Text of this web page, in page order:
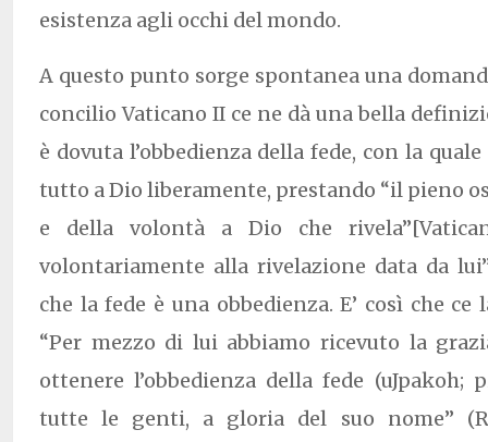
esistenza agli occhi del mondo.
A questo punto sorge spontanea una
concilio Vaticano II ce ne dà una bella
è dovuta l’obbedienza della fede, con la
tutto a Dio liberamente, prestando “il pieno
e della volontà a Dio che
volontariamente alla rivelazione data da
che la fede è una obbedienza. E’ così che ce
“Per mezzo di lui abbiamo ricevuto la
ottenere l’obbedienza della fede (uJpakoh;
tutte le genti, a gloria del suo nome”